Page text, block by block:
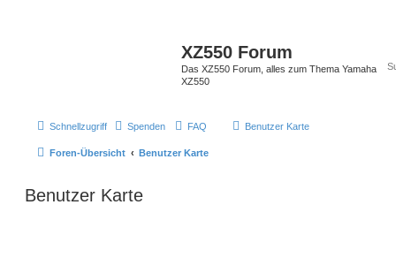
XZ550 Forum
Das XZ550 Forum, alles zum Thema Yamaha
XZ550
Schnellzugriff Spenden FAQ Benutzer Karte
Foren-Übersicht Benutzer Karte
Benutzer Karte